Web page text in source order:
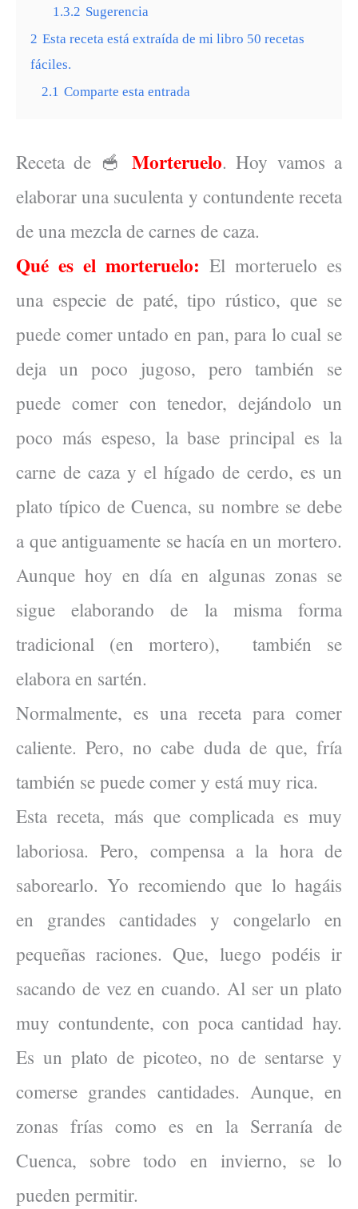
1.3.2 Sugerencia
2 Esta receta está extraída de mi libro 50 recetas
fáciles.
2.1 Comparte esta entrada
Receta de 🥣Morteruelo. Hoy vamos a
elaborar una suculenta y contundente receta
de una mezcla de carnes de caza.
Qué es el morteruelo: El morteruelo es
una especie de paté, tipo rústico, que se
puede comer untado en pan, para lo cual se
deja un poco jugoso, pero también se
puede comer con tenedor, dejándolo un
poco más espeso, la base principal es la
carne de caza y el hígado de cerdo, es un
plato típico de Cuenca, su nombre se debe
a que antiguamente se hacía en un mortero.
Aunque hoy en día en algunas zonas se
sigue elaborando de la misma forma
tradicional (en mortero), también se
elabora en sartén.
Normalmente, es una receta para comer
caliente. Pero, no cabe duda de que, fría
también se puede comer y está muy rica.
Esta receta, más que complicada es muy
laboriosa. Pero, compensa a la hora de
saborearlo. Yo recomiendo que lo hagáis
en grandes cantidades y congelarlo en
pequeñas raciones. Que, luego podéis ir
sacando de vez en cuando. Al ser un plato
muy contundente, con poca cantidad hay.
Es un plato de picoteo, no de sentarse y
comerse grandes cantidades. Aunque, en
zonas frías como es en la Serranía de
Cuenca, sobre todo en invierno, se lo
pueden permitir.